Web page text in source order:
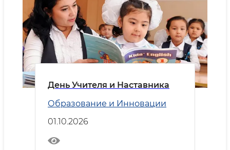
День Учителя и Наставника
Образование и Инновации
01.10.2026